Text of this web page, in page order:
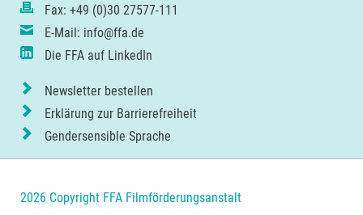
Fax: +49 (0)30 27577-111
E-Mail: info@ffa.de
Die FFA auf LinkedIn
Newsletter bestellen
Erklärung zur Barrierefreiheit
Gendersensible Sprache
2026 Copyright FFA Filmförderungsanstalt